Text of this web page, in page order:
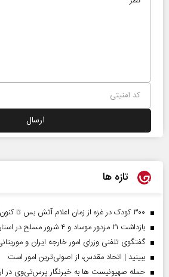
تازه ها
۳۰۰ کودک در غزه از زمان اعلام آتش بس تا کنون کشته شدند
بازداشت ۲۱ مزدور موساد و ۴ شرور مسلح در استان کرمان
گفتگوی تلفنی وزرای امور خارجه ایران و
ببینید | اتحاد مقدس، از اصولی‌ترین امور است
حمله صهیونیست ها به خبرنگار پرس‌تی‌وی در